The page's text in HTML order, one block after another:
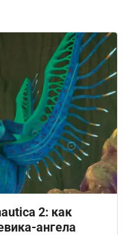
2: как
ангела